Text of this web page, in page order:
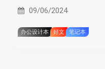
09/06/2024
办公设计本 好文 笔记本